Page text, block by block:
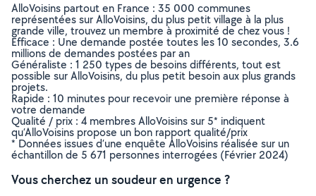
AlloVoisins partout en France : 35 000 communes
représentées sur AlloVoisins, du plus petit village à la plus
grande ville, trouvez un membre à proximité de chez vous !
Efficace : Une demande postée toutes les 10 secondes, 3.6
millions de demandes postées par an
Généraliste : 1 250 types de besoins différents, tout est
possible sur AlloVoisins, du plus petit besoin aux plus grands
projets.
Rapide : 10 minutes pour recevoir une première réponse à
votre demande
Qualité / prix : 4 membres AlloVoisins sur 5* indiquent
qu’AlloVoisins propose un bon rapport qualité/prix
* Données issues d’une enquête AlloVoisins réalisée sur un
échantillon de 5 671 personnes interrogées (Février 2024)
Vous cherchez un soudeur en urgence ?